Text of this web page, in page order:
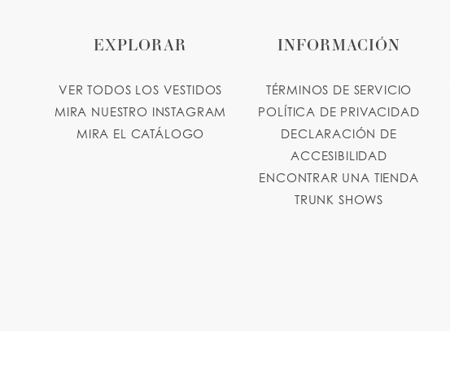
EXPLORAR
VER TODOS LOS VESTIDOS
MIRA NUESTRO INSTAGRAM
MIRA EL CATÁLOGO
INFORMACIÓN
TÉRMINOS DE SERVICIO
POLÍTICA DE PRIVACIDAD
DECLARACIÓN DE
ACCESIBILIDAD
ENCONTRAR UNA TIENDA
TRUNK SHOWS